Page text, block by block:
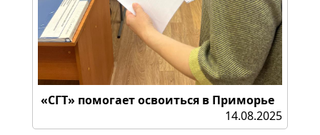
«СГТ» помогает освоиться в Приморье
14.08.2025